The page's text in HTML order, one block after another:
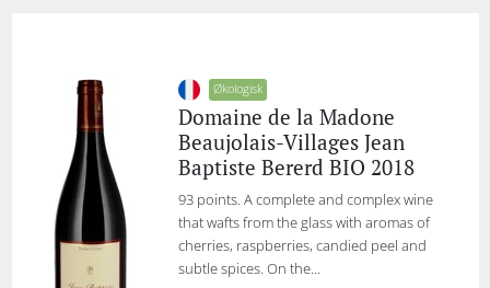
Økologisk
Domaine de la Madone
Beaujolais-Villages Jean
Baptiste Bererd BIO 2018
93 points. A complete and complex wine
that wafts from the glass with aromas of
cherries, raspberries, candied peel and
subtle spices. On the...